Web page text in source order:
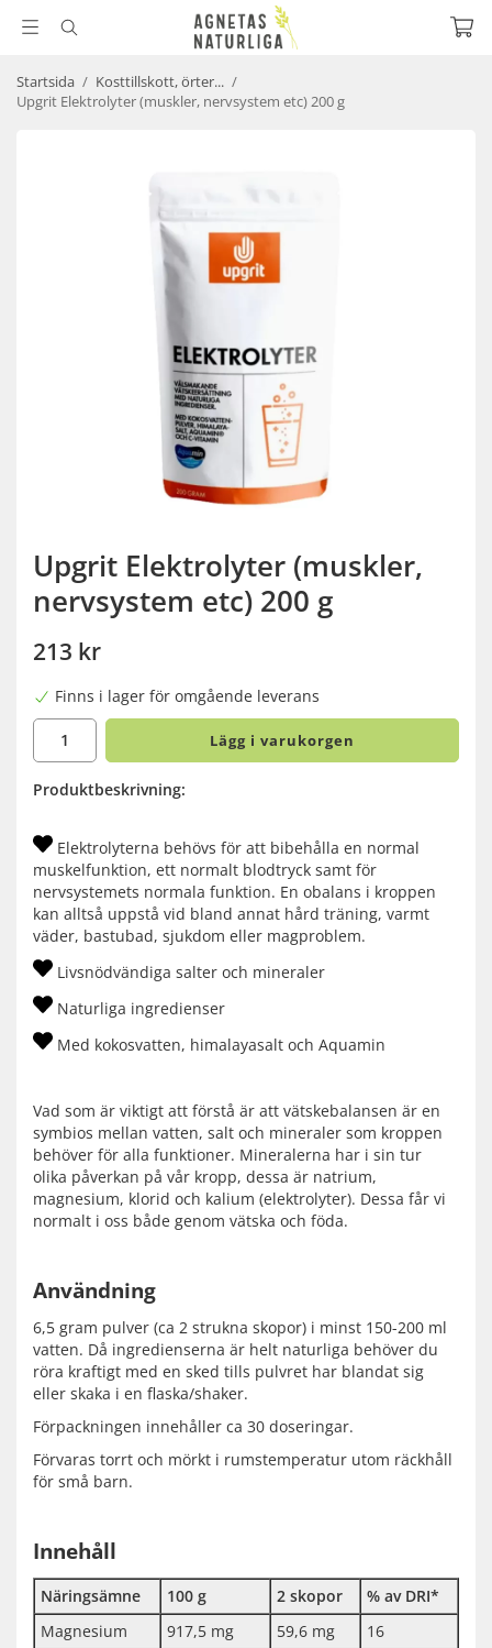
Startsida / Kosttillskott, örter... /
Upgrit Elektrolyter (muskler, nervsystem etc) 200 g
Upgrit Elektrolyter (muskler,
nervsystem etc) 200 g
213 kr
Finns i lager för omgående leverans
Lägg i varukorgen
Produktbeskrivning:
Elektrolyterna behövs för att bibehålla en normal
muskelfunktion, ett normalt blodtryck samt för
nervsystemets normala funktion. En obalans i kroppen
kan alltså uppstå vid bland annat hård träning, varmt
väder, bastubad, sjukdom eller magproblem.
Livsnödvändiga salter och mineraler
Naturliga ingredienser
Med kokosvatten, himalayasalt och Aquamin
Vad som är viktigt att förstå är att vätskebalansen är en
symbios mellan vatten, salt och mineraler som kroppen
behöver för alla funktioner. Mineralerna har i sin tur
olika påverkan på vår kropp, dessa är natrium,
magnesium, klorid och kalium (elektrolyter). Dessa får vi
normalt i oss både genom vätska och föda.
Användning
6,5 gram pulver (ca 2 strukna skopor) i minst 150-200 ml
vatten. Då ingredienserna är helt naturliga behöver du
röra kraftigt med en sked tills pulvret har blandat sig
eller skaka i en flaska/shaker.
Förpackningen innehåller ca 30 doseringar.
Förvaras torrt och mörkt i rumstemperatur utom räckhåll
för små barn.
Innehåll
Näringsämne 100 g 2 skopor
% av DRI*
Magnesium
917,5 mg 59,6 mg
16